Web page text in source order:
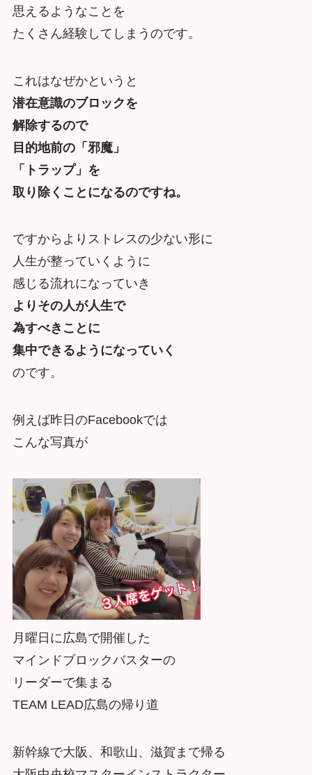
思えるようなことを
たくさん経験してしまうのです。
これはなぜかというと
潜在意識のブロックを
解除するので
目的地前の「邪魔」
「トラップ」を
取り除くことになるのですね。
ですからよりストレスの少ない形に
人生が整っていくように
感じる流れになっていき
よりその人が人生で
為すべきことに
集中できるようになっていく
のです。
例えば昨日のFacebookでは
こんな写真が
月曜日に広島で開催した
マインドブロックバスターの
リーダーで集まる
TEAM LEAD広島の帰り道
新幹線で大阪、和歌山、滋賀まで帰る